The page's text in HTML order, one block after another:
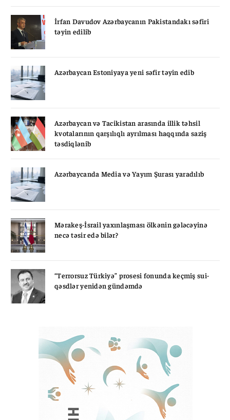
İrfan Davudov Azərbaycanın Pakistandakı səfiri
təyin edilib
Azərbaycan Estoniyaya yeni səfir təyin edib
Azərbaycan və Tacikistan arasında illik təhsil
kvotalarının qarşılıqlı ayrılması haqqında saziş
təsdiqlənib
Azərbaycanda Media və Yayım Şurası yaradılıb
Mərakeş-İsrail yaxınlaşması ölkənin gələcəyinə
necə təsir edə bilər?
“Terrorsuz Türkiyə” prosesi fonunda keçmiş sui-
qəsdlər yenidən gündəmdə